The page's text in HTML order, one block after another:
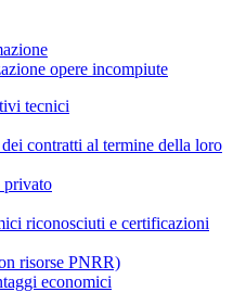
opere incompiute
tecnici
contratti al termine della loro
privato
riconosciuti e certificazioni
risorse PNRR)
economici